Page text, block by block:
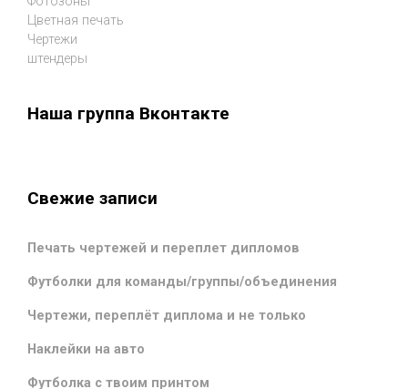
Цветная печать
Чертежи
штендеры
Наша группа Вконтакте
Свежие записи
Печать чертежей и переплет дипломов
Футболки для команды/группы/объединения
Чертежи, переплёт диплома и не только
Наклейки на авто
Футболка с твоим принтом